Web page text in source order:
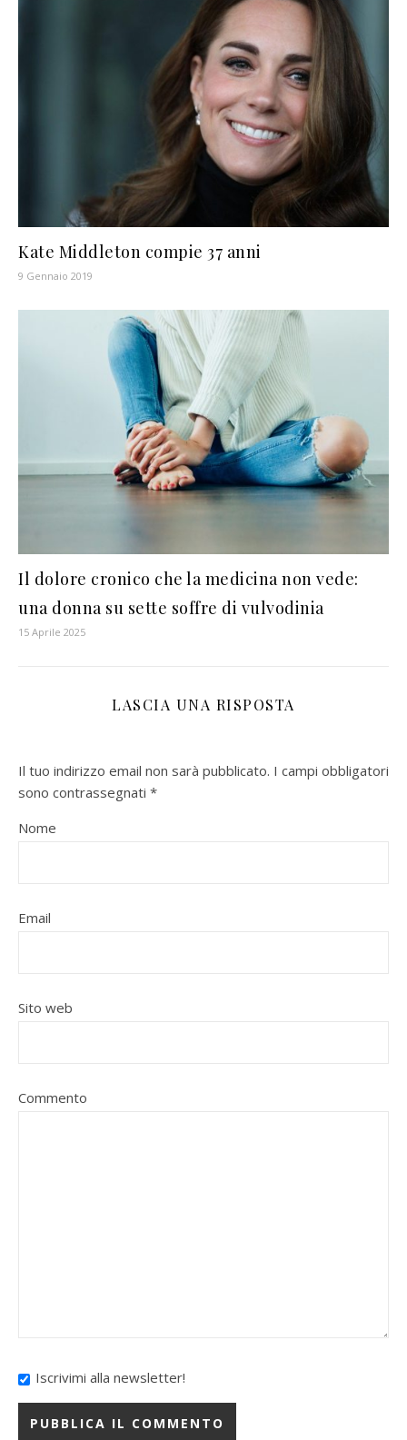
Kate Middleton compie 37 anni
9 Gennaio 2019
Il dolore cronico che la medicina non vede:
una donna su sette soffre di vulvodinia
15 Aprile 2025
LASCIA UNA RISPOSTA
Il tuo indirizzo email non sarà pubblicato. I campi obbligatori
sono contrassegnati *
Nome
Email
Sito web
Commento
Iscrivimi alla newsletter!